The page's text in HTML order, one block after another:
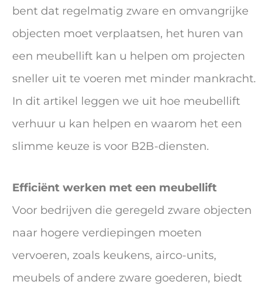
bent dat regelmatig zware en omvangrijke
objecten moet verplaatsen, het huren van
een meubellift kan u helpen om projecten
sneller uit te voeren met minder mankracht.
In dit artikel leggen we uit hoe meubellift
verhuur u kan helpen en waarom het een
slimme keuze is voor B2B-diensten.
Efficiënt werken met een meubellift
Voor bedrijven die geregeld zware objecten
naar hogere verdiepingen moeten
vervoeren, zoals keukens, airco-units,
meubels of andere zware goederen, biedt